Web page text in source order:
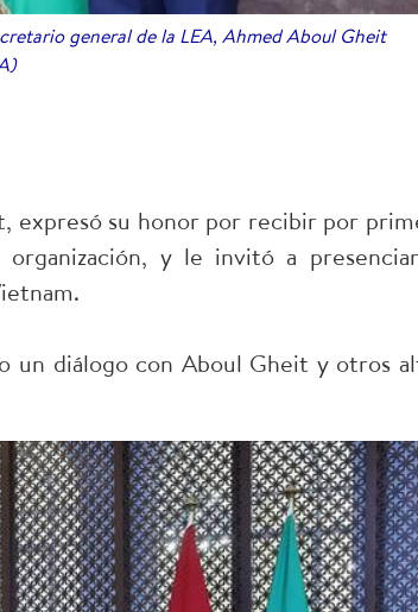
general de la LEA, Ahmed Aboul Gheit
expresó su honor por recibir por
y le invitó a
un diálogo con Aboul Gheit y otros